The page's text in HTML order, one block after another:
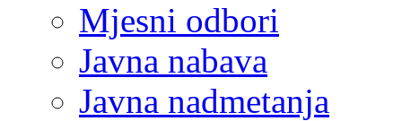
Mjesni odbori
Javna nabava
Javna nadmetanja